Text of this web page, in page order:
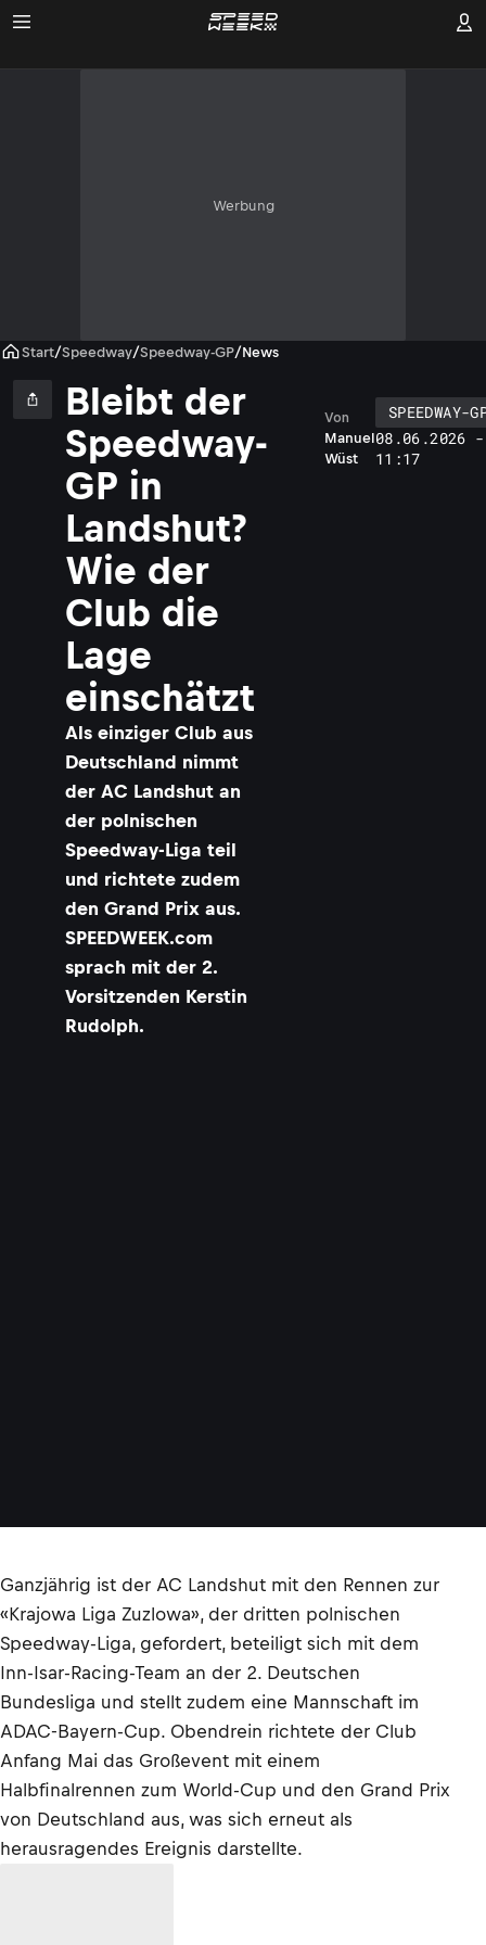
Werbung
Start/Speedway/Speedway-GP/News
Bleibt der
Speedway-
GP in
Landshut?
Wie der
Club die
Lage
einschätzt
Als einziger Club aus
Deutschland nimmt
der AC Landshut an
der polnischen
Speedway-Liga teil
und richtete zudem
den Grand Prix aus.
SPEEDWEEK.com
sprach mit der 2.
Vorsitzenden Kerstin
Rudolph.
Manuel
Wüst
Von
SPEEDWAY-
08.06.2026 -
11:17
Ganzjährig ist der AC Landshut mit den Rennen zur
«Krajowa Liga Zuzlowa», der dritten polnischen
Speedway-Liga, gefordert, beteiligt sich mit dem
Inn-Isar-Racing-Team an der 2. Deutschen
Bundesliga und stellt zudem eine Mannschaft im
ADAC-Bayern-Cup. Obendrein richtete der Club
Anfang Mai das Großevent mit einem
Halbfinalrennen zum World-Cup und den Grand Prix
von Deutschland aus, was sich erneut als
herausragendes Ereignis darstellte.